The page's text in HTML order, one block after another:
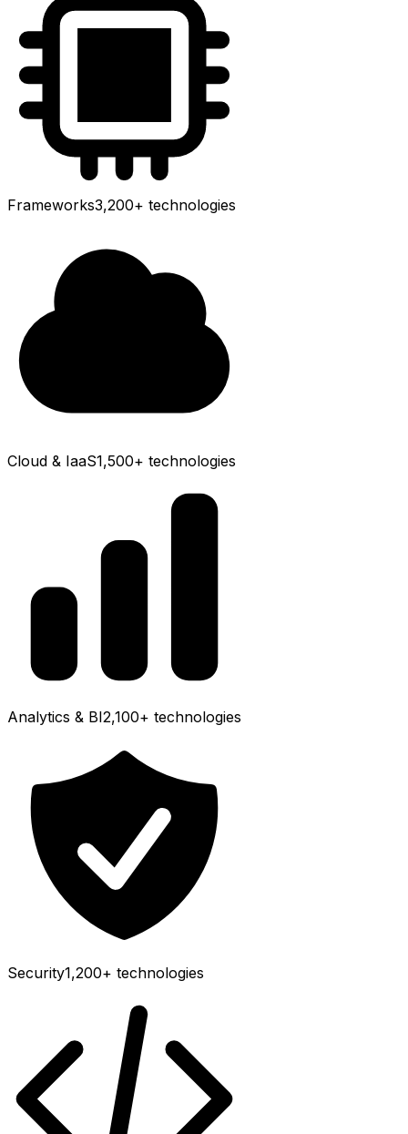
Frameworks3,200+ technologies
Cloud & IaaS1,500+ technologies
Analytics & BI2,100+ technologies
Security1,200+ technologies